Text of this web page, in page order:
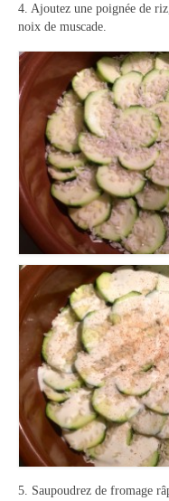
4. Ajoutez une poignée de
noix de muscade.
5. Saupoudrez de fromage